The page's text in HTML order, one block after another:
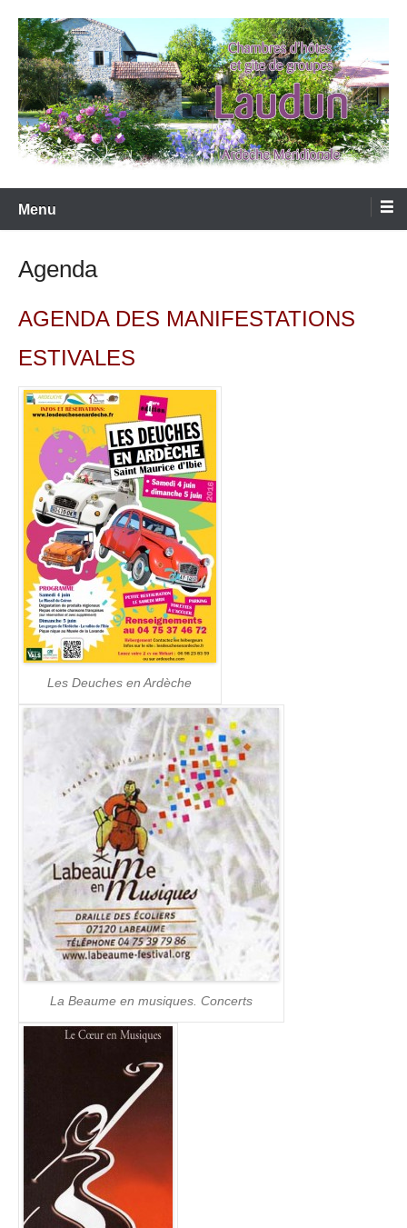
contenu
LAUDUN D'ARDECHE
Menu
Agenda
AGENDA DES MANIFESTATIONS
ESTIVALES
Les Deuches en Ardèche
La Beaume en musiques. Concerts